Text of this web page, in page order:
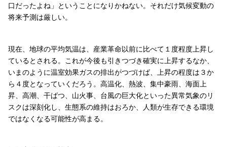
口だったよね」ということになりかねない。それだけ気候変動の
将来予測は厳しい。
現在、地球の平均気温は、産業革命以前に比べて１度程度上昇し
ているとされる。これが今後も引きつづき確実に上昇するなか、
いまのように温室効果ガスの排出がつづけば、上昇の程度は３か
ら４度となっていくだろう。高温化、熱波、集中豪雨、海面上
昇、高潮、干ばつ、山火事、台風の巨大化といった異常気象のリ
スクは深刻化し、生態系の維持はおろか、人類が生存できる環境
ではなくなる可能性が高まる。